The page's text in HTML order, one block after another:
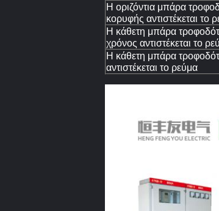
Η οριζόντια μπάρα
κορυφής αντιστέκεται το
Η κάθετη μπάρα
χρόνος αντιστέκεται το
Η κάθετη μπάρα
αντιστέκεται το ρεύμα